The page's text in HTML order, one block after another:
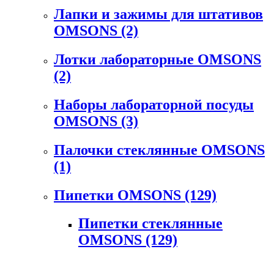
Лапки и зажимы для штативов
OMSONS (2)
Лотки лабораторные OMSONS
(2)
Наборы лабораторной посуды
OMSONS (3)
Палочки стеклянные OMSONS
(1)
Пипетки OMSONS (129)
Пипетки стеклянные
OMSONS (129)